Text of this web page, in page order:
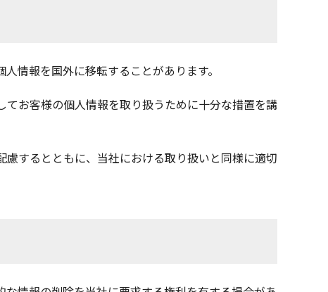
情報を国外に移転することがあります。
お客様の個人情報を取り扱うために十分な措置を講
するとともに、当社における取り扱いと同様に適切